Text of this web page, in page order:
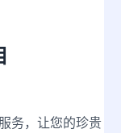
务，让您的珍贵